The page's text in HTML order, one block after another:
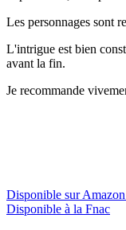
Les personnages sont
L'intrigue est bien
avant la fin.
Je recommande
Disponible sur Amazon
Disponible à la Fnac